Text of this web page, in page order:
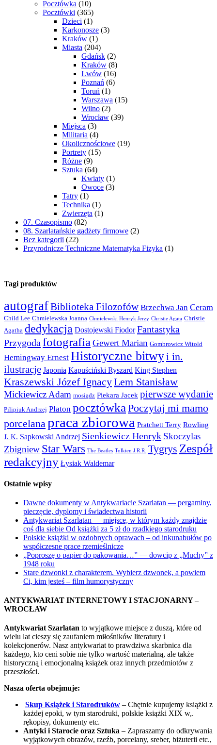
Pocztówka (10)
Pocztówki (365)
Dzieci (1)
Karkonosze (3)
Kraków (1)
Miasta (204)
Gdańsk (2)
Kraków (8)
Lwów (16)
Poznań (6)
Toruń (1)
Warszawa (15)
Wilno (2)
Wrocław (39)
Miejsca (3)
Militaria (4)
Okolicznościowe (19)
Portrety (15)
Różne (9)
Sztuka (64)
Kwiaty (1)
Owoce (3)
Tatry (1)
Technika (1)
Zwierzęta (1)
07. Czasopismo (82)
08. Szarlatańskie gadżety firmowe (2)
Bez kategorii (22)
Przyrodnicze Techniczne Matematyka Fizyka (1)
Tagi produktów
autografBiblioteka Filozofów Brzechwa Jan Ceram
Child Lee Chmielewska Joanna Chmielewski Henryk Jerzy Christie Agata Christie
Agatha dedykacja Dostojewski Fiodor Fantastyka
Przygoda fotografia Gewert Marian Gombrowicz Witold
Hemingway Ernest Historyczne bitwyi in.
ilustracje Japonia Kapuściński Ryszard King Stephen
Kraszewski Józef IgnacyLem Stanisław
Mickiewicz Adam mosiądz Piekara Jacek pierwsze wydanie
Pilipiuk Andrzej Platon pocztówka Poczytaj mi mamo
porcelanapraca zbiorowa Pratchett Terry Rowling
J. K. Sapkowski Andrzej Sienkiewicz Henryk Skoczylas
Zbigniew Star Wars The Beatles Tolkien J.R.R. Tygrys Zespół
redakcyjny Łysiak Waldemar
Ostatnie wpisy
Dawne dokumenty w Antykwariacie Szarlatan — pergaminy,
pieczęcie, dyplomy i świadectwa historii
Antykwariat Szarlatan — miejsce, w którym każdy znajdzie
coś dla siebie Od książki za 5 zł do rzadkiego starodruku
Polskie książki w ozdobnych oprawach – od inkunabułów po
współczesne prace rzemieślnicze
„Poproszę o papier do pakowania…” — dowcip z „Muchy” z
1948 roku
Stare dzwonki z charakterem. Wybierz dzwonek, a powiem
Ci, kim jesteś – film humorystyczny
ANTYKWARIAT INTERNETOWY I STACJONARNY –
WROCŁAW
Antykwariat Szarlatan to wyjątkowe miejsce z duszą, które od
wielu lat cieszy się zaufaniem miłośników literatury i
kolekcjonerów. Nasz antykwariat to prawdziwa skarbnica dla
każdego, kto ceni sobie nie tylko wartość materialną, ale także
historyczną i emocjonalną książek oraz innych przedmiotów z
przeszłości.
Nasza oferta obejmuje:
Skup Książek i Starodruków – Chętnie kupujemy książki z
każdej epoki, w tym starodruki, polskie książki XIX w,.
rękopisy, dokumenty etc.
Antyki i Starocie oraz Sztuka – Zapraszamy do odkrywania
wyjątkowych obrazów, rzeźb, porcelany, sreber, biżuterii etc.,